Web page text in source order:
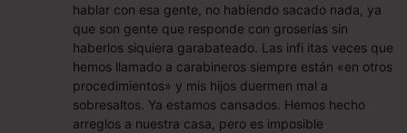
hablar con esa gente, no habiendo sacado nada, ya
que son gente que responde con groserías sin
haberlos siquiera garabateado. Las infi itas veces que
hemos llamado a carabineros siempre están «en otros
procedimientos» y mis hijos duermen mal a
sobresaltos. Ya estamos cansados. Hemos hecho
arreglos a nuestra casa, pero es imposible